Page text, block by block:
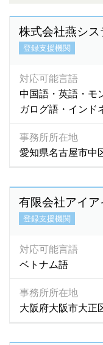
株式会社燕シス
登録支援機関
対応可能言語
中国語・英語・モ
ガログ語・インド
事務所所在地
愛知県名古屋市中
有限会社アイア
登録支援機関
対応可能言語
ベトナム語
事務所所在地
大阪府大阪市大正